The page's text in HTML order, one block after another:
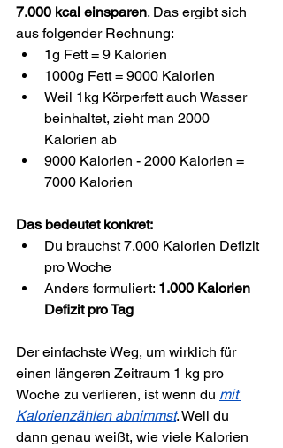
7.000 kcal einsparen. Das ergibt sich
aus folgender Rechnung:
1g Fett = 9 Kalorien
1000g Fett = 9000 Kalorien
Weil 1kg Körperfett auch Wasser
beinhaltet, zieht man 2000
Kalorien ab
9000 Kalorien - 2000 Kalorien =
7000 Kalorien
Das bedeutet konkret:
Du brauchst 7.000 Kalorien Defizit
pro Woche
Anders formuliert: 1.000 Kalorien
Defizit pro Tag
Der einfachste Weg, um wirklich für
einen längeren Zeitraum 1 kg pro
Woche zu verlieren, ist wenn du mit
Kalorienzählen abnimmst. Weil du
dann genau weißt, wie viele Kalorien